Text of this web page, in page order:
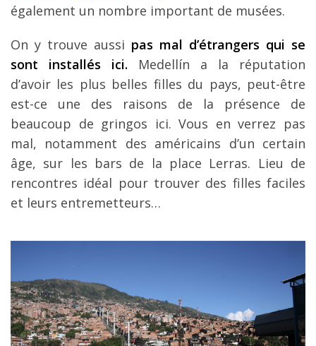
également un nombre important de musées.
On y trouve aussi pas mal d’étrangers qui se
sont installés ici. Medellín a la réputation
d’avoir les plus belles filles du pays, peut-être
est-ce une des raisons de la présence de
beaucoup de gringos ici. Vous en verrez pas
mal, notamment des américains d’un certain
âge, sur les bars de la place Lerras. Lieu de
rencontres idéal pour trouver des filles faciles
et leurs entremetteurs…